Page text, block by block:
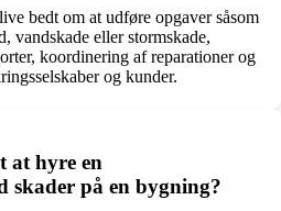
bedt om at udføre opgaver såsom
vandskade eller stormskade,
koordinering af reparationer og
og kunder.
at hyre en
skader på en bygning?